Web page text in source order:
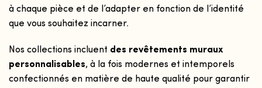
à chaque pièce et de l’adapter en fonction de l’identité
que vous souhaitez incarner.
Nos collections incluent des revêtements muraux
personnalisables, à la fois modernes et intemporels
confectionnés en matière de haute qualité pour garantir